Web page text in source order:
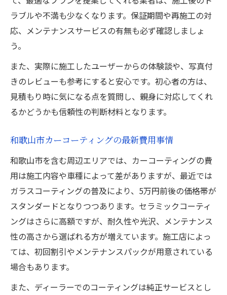
ラブルや不満も少なくなります。保証期間や再施工の対
応、メンテナンスサービスの有無も必ず確認しましょ
う。
また、実際に施工したユーザーからの体験談や、写真付
きのレビューも参考にすると安心です。初心者の方は、
見積もり時に気になる点を質問し、親身に対応してくれ
るかどうかも信頼性の判断材料となります。
和歌山市カーコーティングの最新費用事情
和歌山市を含む周辺エリアでは、カーコーティングの費
用は施工内容や車種によって差がありますが、最近では
ガラスコーティングの普及により、5万円前後の価格帯が
スタンダードとなりつつあります。セラミックコーティ
ングはさらに高額ですが、耐久性や光沢、メンテナンス
性の高さから選ばれる方が増えています。施工店によっ
ては、初回割引やメンテナンスパックが用意されている
場合もあります。
また、ディーラーでのコーティングは純正サービスとし